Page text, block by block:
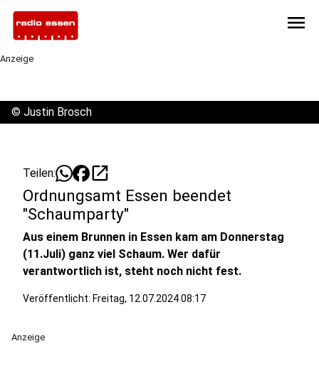
menu
Anzeige
© Justin Brosch
Teilen: open_in_new
Ordnungsamt Essen beendet
"Schaumparty"
Aus einem Brunnen in Essen kam am Donnerstag
(11.Juli) ganz viel Schaum. Wer dafür
verantwortlich ist, steht noch nicht fest.
Veröffentlicht: Freitag, 12.07.2024 08:17
Anzeige